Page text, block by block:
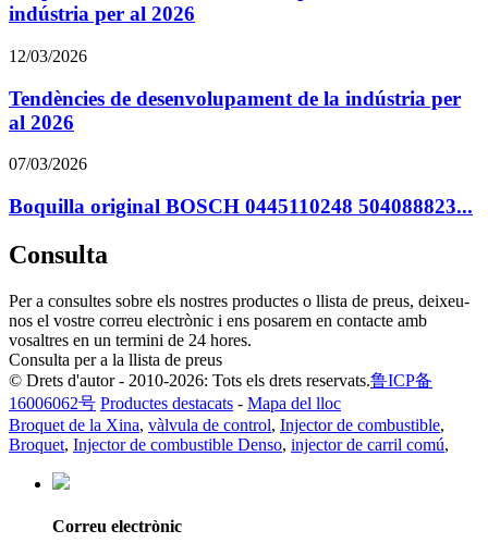
indústria per al 2026
12/03/2026
Tendències de desenvolupament de la indústria per
al 2026
07/03/2026
Boquilla original BOSCH 0445110248 504088823...
Consulta
Per a consultes sobre els nostres productes o llista de preus, deixeu-
nos el vostre correu electrònic i ens posarem en contacte amb
vosaltres en un termini de 24 hores.
Consulta per a la llista de preus
© Drets d'autor - 2010-2026: Tots els drets reservats.鲁ICP备
16006062号 Productes destacats - Mapa del lloc
Broquet de la Xina, vàlvula de control, Injector de combustible,
Broquet, Injector de combustible Denso, injector de carril comú,
Correu electrònic